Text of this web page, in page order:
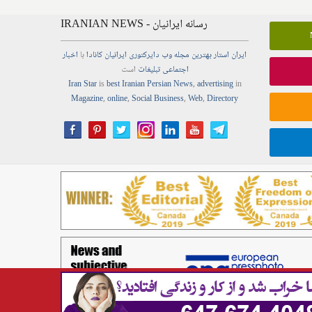
IRANIAN NEWS - رسانه ایرانیان
ایران استاربهترین مجلهوب دایرکتوری ایرانیان کانادابا اخبار
اجتماعی تبلیغات است
Iran Starisbest Iranian PersianNews,advertisingin
Magazine,online,Social Business,Web,Directory
Copyright © Best Iranian Persian Canadian news ads media